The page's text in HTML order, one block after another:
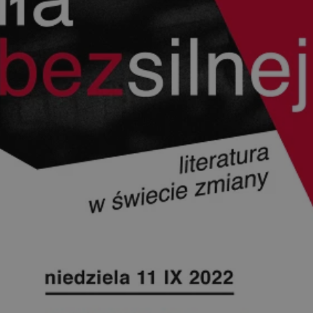
sesji.
sesji.
ludzi i
internetowej,
ważnych raportów
internetowej.
identyfikatora
obsługuje
optymalizacji
dotyczących
z witryny.
prywatności